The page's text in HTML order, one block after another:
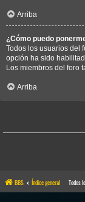
Arriba
¿Cómo puedo
Todos los usuarios del
opción ha sido
Los miembros del foro
Arriba
BBS Índice general Todos